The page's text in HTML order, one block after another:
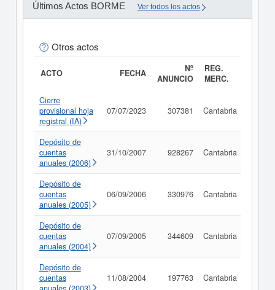
Últimos Actos BORME Ver todos los actos
Otros actos
ACTO FECHA
Nº
ANUNCIO
REG.
MERC.
Cierre
provisional hoja
registral (IA)
07/07/2023 307381 Cantabria
Depósito de
cuentas
anuales (2006)
31/10/2007 928267 Cantabria
Depósito de
cuentas
anuales (2005)
06/09/2006 330976 Cantabria
Depósito de
cuentas
anuales (2004)
07/09/2005 344609 Cantabria
Depósito de
cuentas
11/08/2004 197763 Cantabria